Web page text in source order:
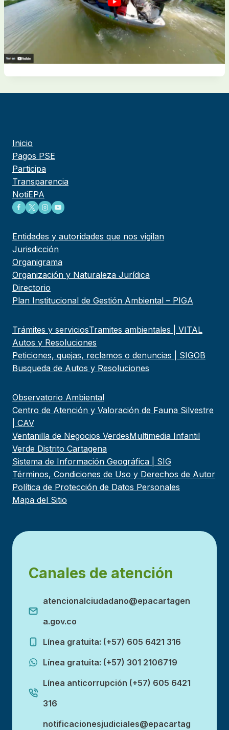
Inicio
Pagos PSE
Participa
Transparencia
NotiEPA
Entidades y autoridades que nos vigilan
Jurisdicción
Organigrama
Organización y Naturaleza Jurídica
Directorio
Plan Institucional de Gestión Ambiental – PIGA
Trámites y serviciosTramites ambientales | VITAL
Autos y Resoluciones
Peticiones, quejas, reclamos o denuncias | SIGOB
Busqueda de Autos y Resoluciones
Observatorio Ambiental
Centro de Atención y Valoración de Fauna Silvestre
| CAV
Ventanilla de Negocios VerdesMultimedia Infantil
Verde Distrito Cartagena
Sistema de Información Geográfica | SIG
Términos, Condiciones de Uso y Derechos de Autor
Política de Protección de Datos Personales
Mapa del Sitio
Canales de atención
atencionalciudadano@epacartagen
a.gov.co
Línea gratuita: (+57) 605 6421 316
Línea gratuita: (+57) 301 2106719
Línea anticorrupción (+57) 605 6421
316
notificacionesjudiciales@epacartag